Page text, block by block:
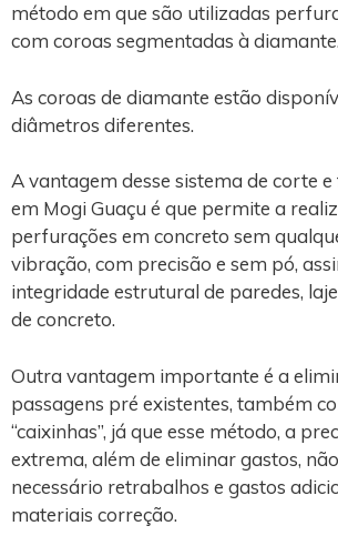
método em que são utilizadas
com coroas segmentadas à diamante.
As coroas de diamante estão
diâmetros diferentes.
A vantagem desse sistema de corte
em Mogi Guaçu é que permite a
perfurações em concreto sem
vibração, com precisão e sem pó,
integridade estrutural de paredes,
de concreto.
Outra vantagem importante é a
passagens pré existentes, também
“caixinhas”, já que esse método, a
extrema, além de eliminar gastos,
necessário retrabalhos e gastos
materiais correção.